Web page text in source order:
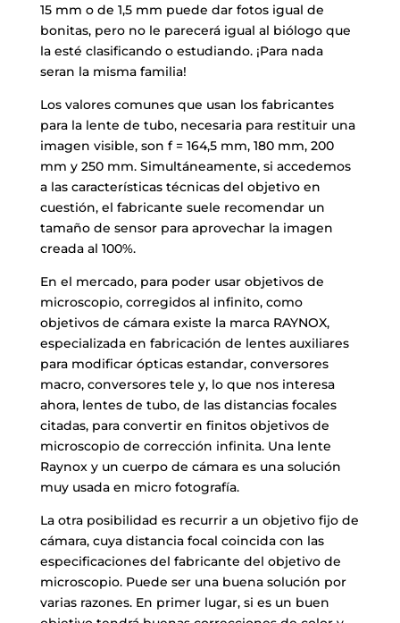
15 mm o de 1,5 mm puede dar fotos igual de
bonitas, pero no le parecerá igual al biólogo que
la esté clasificando o estudiando. ¡Para nada
seran la misma familia!
Los valores comunes que usan los fabricantes
para la lente de tubo, necesaria para restituir una
imagen visible, son f = 164,5 mm, 180 mm, 200
mm y 250 mm. Simultáneamente, si accedemos
a las características técnicas del objetivo en
cuestión, el fabricante suele recomendar un
tamaño de sensor para aprovechar la imagen
creada al 100%.
En el mercado, para poder usar objetivos de
microscopio, corregidos al infinito, como
objetivos de cámara existe la marca RAYNOX,
especializada en fabricación de lentes auxiliares
para modificar ópticas estandar, conversores
macro, conversores tele y, lo que nos interesa
ahora, lentes de tubo, de las distancias focales
citadas, para convertir en finitos objetivos de
microscopio de corrección infinita. Una lente
Raynox y un cuerpo de cámara es una solución
muy usada en micro fotografía.
La otra posibilidad es recurrir a un objetivo fijo de
cámara, cuya distancia focal coincida con las
especificaciones del fabricante del objetivo de
microscopio. Puede ser una buena solución por
varias razones. En primer lugar, si es un buen